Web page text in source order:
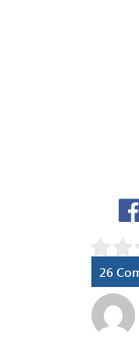
26